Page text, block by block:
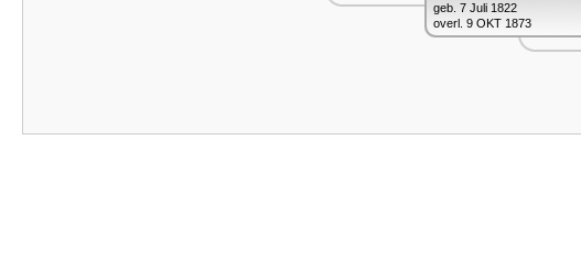
geb. 7 Juli 1822
overl. 9 OKT 1873